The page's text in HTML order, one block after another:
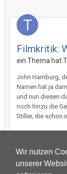
Wir nutzen
unserer
Filmkritik:
ein Thema hat
John Hamburg,
Namen hat ja
und nun diesen
noch hinzu die
Stiller, die schon